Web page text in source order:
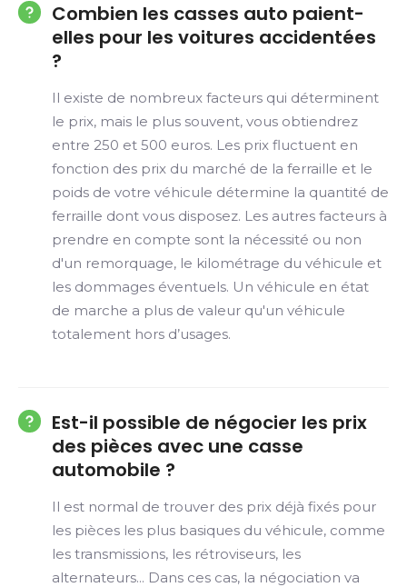
Combien les casses auto paient-
elles pour les voitures accidentées
?
Il existe de nombreux facteurs qui déterminent
le prix, mais le plus souvent, vous obtiendrez
entre 250 et 500 euros. Les prix fluctuent en
fonction des prix du marché de la ferraille et le
poids de votre véhicule détermine la quantité de
ferraille dont vous disposez. Les autres facteurs à
prendre en compte sont la nécessité ou non
d'un remorquage, le kilométrage du véhicule et
les dommages éventuels. Un véhicule en état
de marche a plus de valeur qu'un véhicule
totalement hors d’usages.
Est-il possible de négocier les prix
des pièces avec une casse
automobile ?
Il est normal de trouver des prix déjà fixés pour
les pièces les plus basiques du véhicule, comme
les transmissions, les rétroviseurs, les
alternateurs... Dans ces cas, la négociation va